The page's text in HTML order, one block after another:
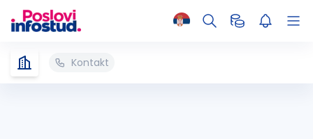
Kontakt